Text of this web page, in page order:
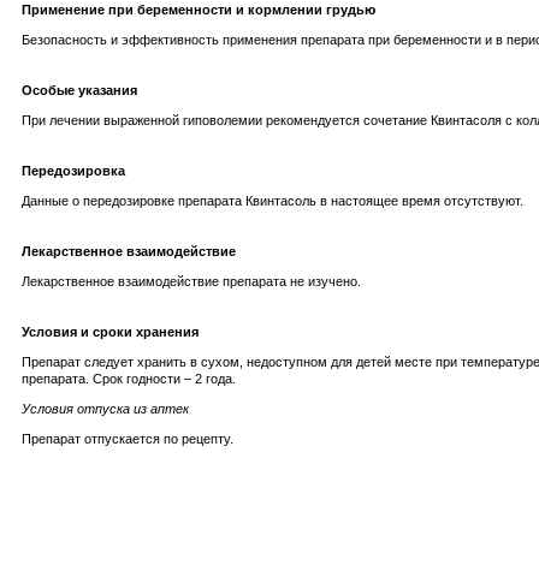
Применение при беременности и кормлении грудью
Безопасность и эффективность применения препарата при беременности и в
Особые указания
При лечении выраженной гиповолемии рекомендуется сочетание Квинтасоля с
Передозировка
Данные о передозировке препарата Квинтасоль в настоящее время отсутствуют.
Лекарственное взаимодействие
Лекарственное взаимодействие препарата не изучено.
Условия и сроки хранения
Препарат следует хранить в сухом, недоступном для детей месте при
препарата. Срок годности – 2 года.
Условия отпуска из аптек
Препарат отпускается по рецепту.